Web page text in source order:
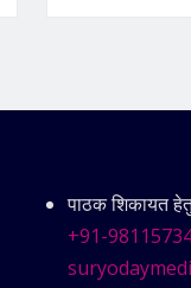
पाठक शिकायत
+91-